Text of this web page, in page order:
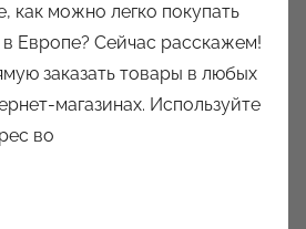
м
a
u
k
как можно легко покупать
Европе? Сейчас расскажем!
заказать товары в любых
магазинах. Используйте
во